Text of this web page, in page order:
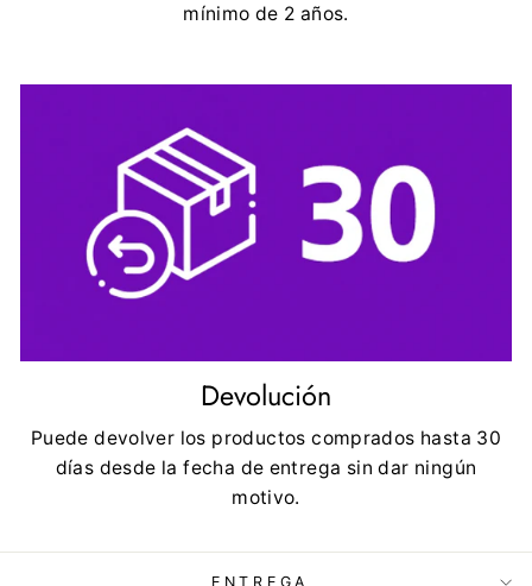
mínimo de 2 años.
Devolución
Puede devolver los productos comprados hasta 30
días desde la fecha de entrega sin dar ningún
motivo.
ENTREGA